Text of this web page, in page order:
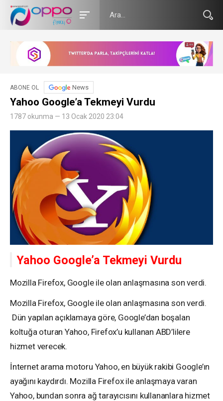
ABONE OL News
Yahoo Google’a Tekmeyi Vurdu
1787 okunma — 13 Ocak 2020 23:04
Yahoo Google’a Tekmeyi Vurdu
Mozilla Firefox, Google ile olan anlaşmasına son verdi.
Mozilla Firefox, Google ile olan anlaşmasına son verdi.
Dün yapılan açıklamaya göre, Google’dan boşalan
koltuğa oturan Yahoo, Firefox’u kullanan ABD’lilere
hizmet verecek.
İnternet arama motoru Yahoo, en büyük rakibi Google’ın
ayağını kaydırdı. Mozilla Firefox ile anlaşmaya varan
Yahoo, bundan sonra ağ tarayıcısını kullananlara hizmet